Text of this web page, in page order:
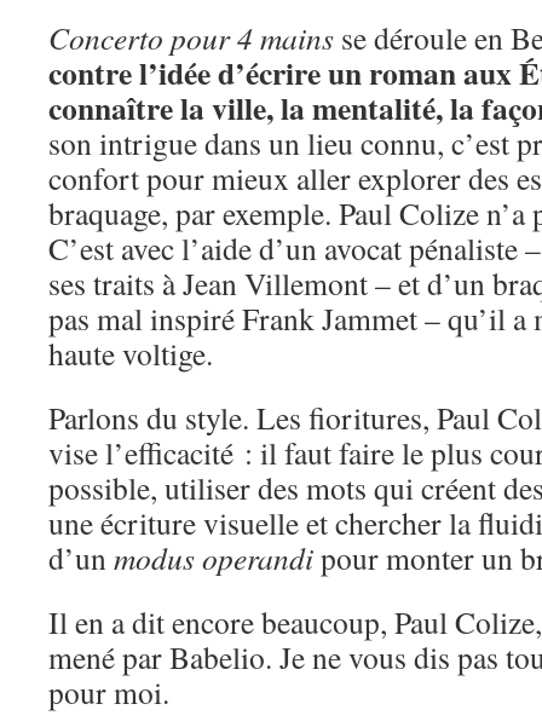
Concerto pour 4 mains se déroule en
contre l’idée d’écrire un roman
connaître la ville, la mentalité, la
son intrigue dans un lieu connu, c’est
confort pour mieux aller explorer des
braquage, par exemple. Paul Colize n’a
C’est avec l’aide d’un avocat pénaliste
ses traits à Jean Villemont – et d’un
pas mal inspiré Frank Jammet – qu’il a
haute voltige.
Parlons du style. Les fioritures, Paul
vise l’efficacité : il faut faire le plus
possible, utiliser des mots qui créent
une écriture visuelle et chercher la
d’unmodus operandipour monter un
Il en a dit encore beaucoup, Paul
mené par Babelio. Je ne vous dis pas
pour moi.